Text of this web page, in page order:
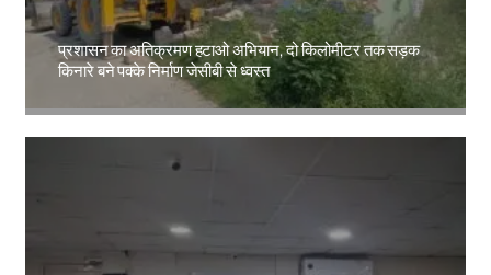
प्रशासन का अतिक्रमण हटाओ अभियान, दो किलोमीटर तक सड़क
किनारे बने पक्के निर्माण जेसीबी से ध्वस्त